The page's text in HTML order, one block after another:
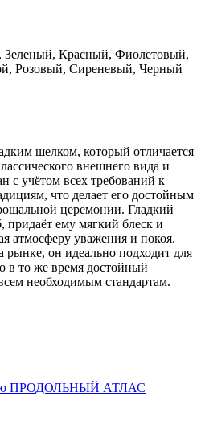
Зеленый, Красный, Фиолетовый,
Розовый, Сиреневый, Черный
шелком, который отличается
внешнего вида и
с учётом всех требований к
что делает его достойным
церемонии. Гладкий
ему мягкий блеск и
атмосферу уважения и покоя.
он идеально подходит для
в то же время достойный
необходимым стандартам.